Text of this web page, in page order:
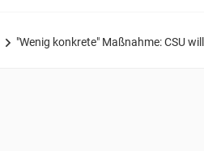
"Wenig konkrete" Maßnahme: CSU